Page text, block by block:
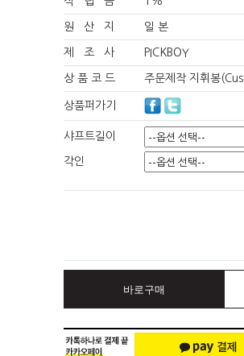
원 산 지 일 본
제 조 사 PICKBOY
상 품 코 드 주문제작 지휘봉
상품퍼가기
샤프트길이
각인
바로구매